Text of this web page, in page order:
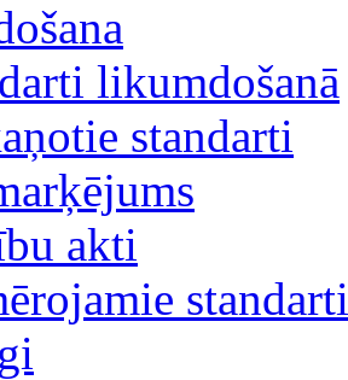
likumdošanā
standarti
akti
standarti